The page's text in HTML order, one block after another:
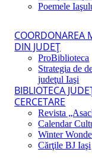
Poemele
COORDONAREA
DIN JUDEŢ
ProBiblioteca
Strategia de
judeţul Iaşi
BIBLIOTECA
CERCETARE
Revista
Calendar
Winter
Cărţile BJ Iaşi